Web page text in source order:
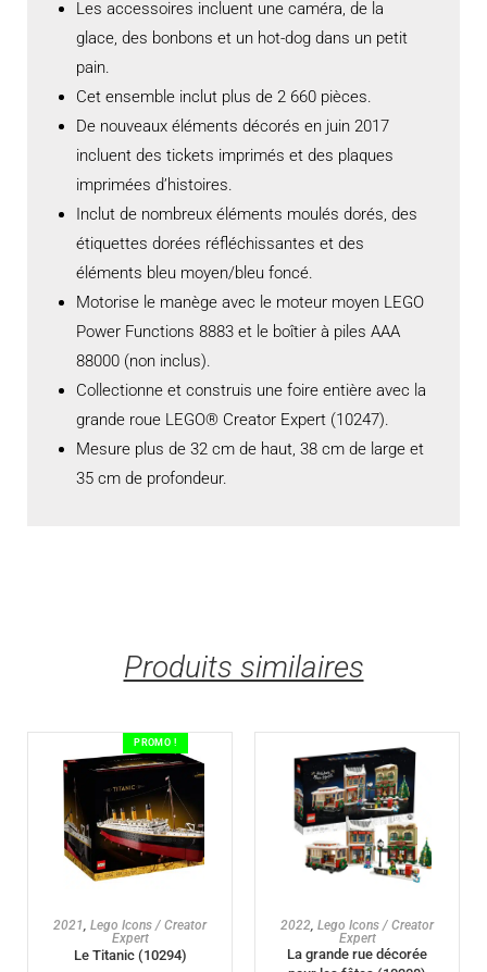
Les accessoires incluent une caméra, de la
glace, des bonbons et un hot-dog dans un petit
pain.
Cet ensemble inclut plus de 2 660 pièces.
De nouveaux éléments décorés en juin 2017
incluent des tickets imprimés et des plaques
imprimées d’histoires.
Inclut de nombreux éléments moulés dorés, des
étiquettes dorées réfléchissantes et des
éléments bleu moyen/bleu foncé.
Motorise le manège avec le moteur moyen LEGO
Power Functions 8883 et le boîtier à piles AAA
88000 (non inclus).
Collectionne et construis une foire entière avec la
grande roue LEGO® Creator Expert (10247).
Mesure plus de 32 cm de haut, 38 cm de large et
35 cm de profondeur.
Produits similaires
PROMO !
AJOUTER AU PANIER
2021, Lego Icons / Creator
Expert
Le Titanic (10294)
AJOUTER AU PANIER
2022, Lego Icons / Creator
Expert
La grande rue décorée